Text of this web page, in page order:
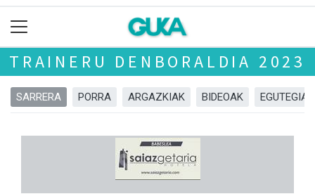
TRAINERU DENBORALDIA 2023
SARRERA PORRA ARGAZKIAK BIDEOAK EGUTEGIA